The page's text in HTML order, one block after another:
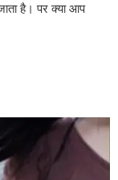
है। पर क्या आप